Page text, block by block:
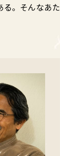
る。そんなあた